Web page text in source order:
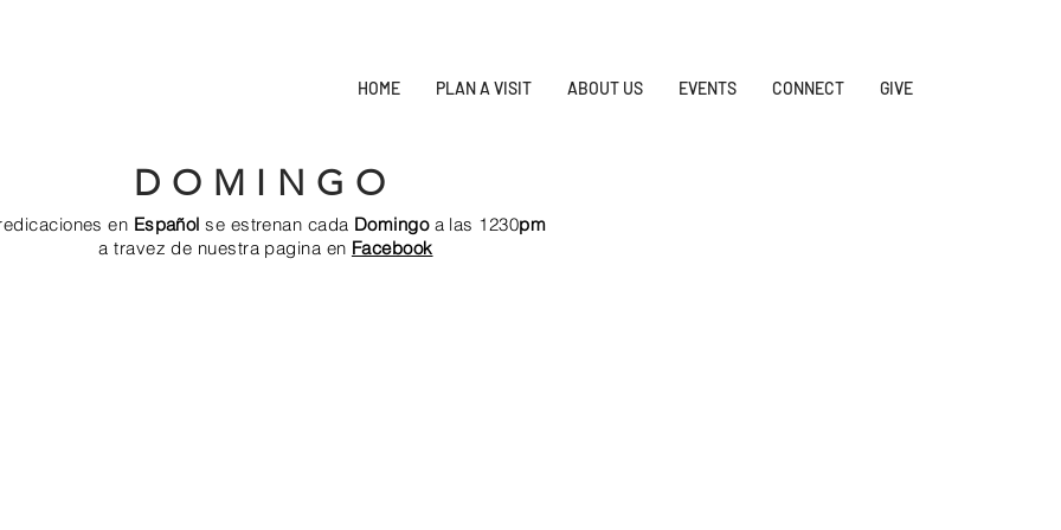
HOME PLAN A VISIT ABOUT US EVENTS CONNECT GIVE
D O M I N G O
en Español se estrenan cada Domingoa las 1230pm
a travez de nuestra pagina en Facebook